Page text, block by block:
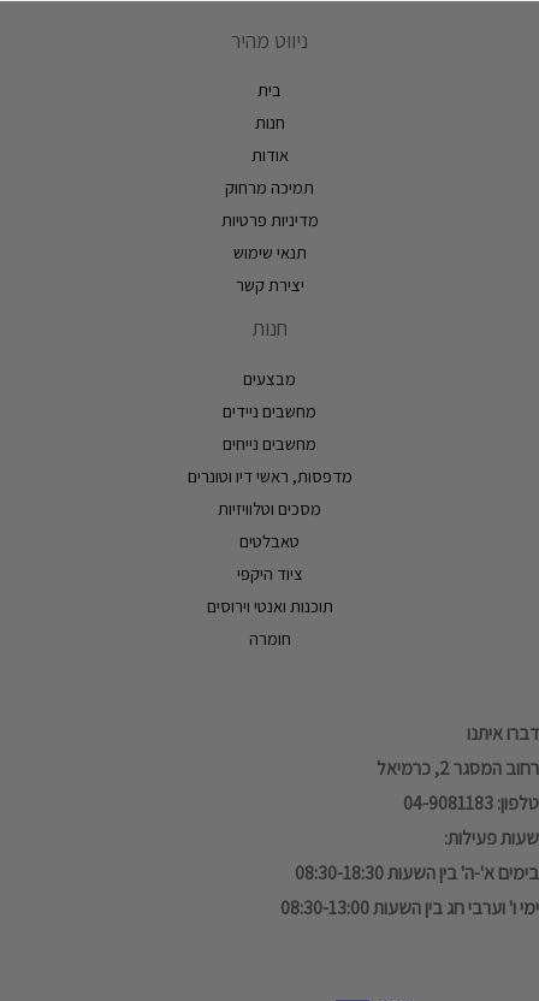
ניווט מהיר
בית
חנות
אודות
תמיכה מרחוק
מדיניות פרטיות
תנאי שימוש
יצירת קשר
חנות
מבצעים
מחשבים ניידים
מחשבים נייחים
מדפסות, ראשי דיו וטונרים
מסכים וטלוויזיות
טאבלטים
ציוד היקפי
תוכנות ואנטי וירוסים
חומרה
דברו איתנו
רחוב המסגר 2, כרמיאל
טלפון: 04-9081183
שעות פעילות:
בימים א'-ה' בין השעות 08:30-18:30
ימי ו' וערבי חג בין השעות 08:30-13:00